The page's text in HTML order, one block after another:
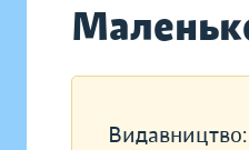
Видавництво: